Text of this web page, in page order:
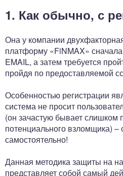
1. Как обычно, с
Она у компании
платформу «FiNMAX»
EMAIL, а затем требуется
пройдя по предоставляемой
Особенностью регистрации
система не просит
(он зачастую бывает слишком
потенциального взломщика) –
самостоятельно!
Данная методика защиты на
представляет собой самый